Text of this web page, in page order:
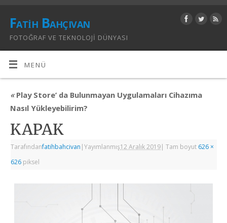
Fatih Bahçıvan
FOTOĞRAF VE TEKNOLOJI DÜNYASI
MENÜ
«Play Store’ da Bulunmayan Uygulamaları Cihazıma
Nasıl Yükleyebilirim?
KAPAK
Tarafındanfatihbahcivan |Yayımlanmış12 Aralık 2019| Tam boyut 626 ×
626 piksel